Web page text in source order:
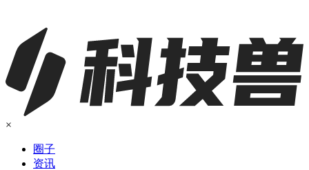
×
圈子
资讯